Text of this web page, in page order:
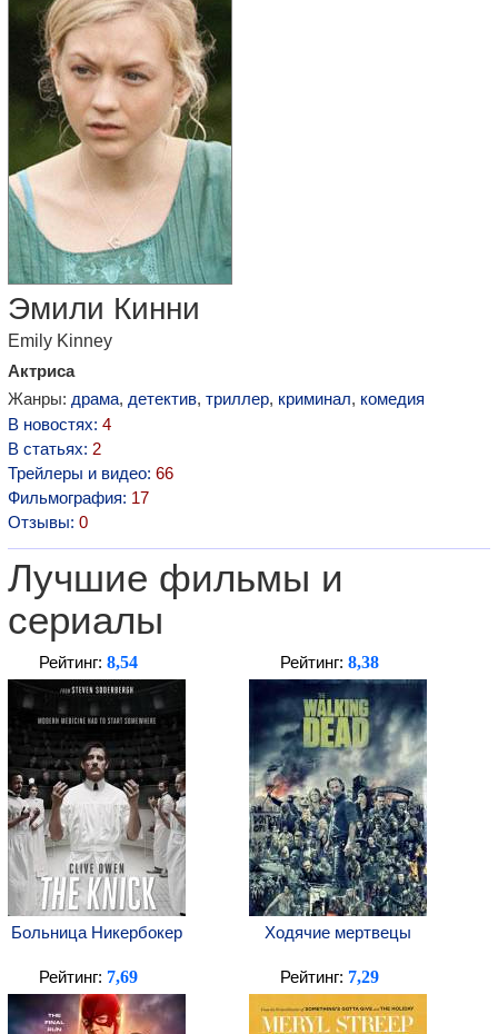
Эмили Кинни
Emily Kinney
Актриса
Жанры: драма, детектив, триллер, криминал, комедия
В новостях: 4
В статьях: 2
Трейлеры и видео: 66
Фильмография: 17
Отзывы: 0
Лучшие фильмы и
сериалы
Рейтинг: 8,54
Больница Никербокер
Рейтинг: 8,38
Ходячие мертвецы
Рейтинг: 7,69 Рейтинг: 7,29